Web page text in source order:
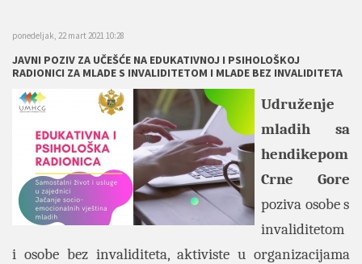
ponedeljak, 22 mart 2021 10:28
JAVNI POZIV ZA UČEŠĆE NA EDUKATIVNOJ I PSIHOLOŠKOJ
RADIONICI ZA MLADE S INVALIDITETOM I MLADE BEZ INVALIDITETA
Udruženje
mladih sa
hendikepom
Crne Gore
poziva osobe s
invaliditetom
i osobe bez invaliditeta, aktiviste u organizacijama